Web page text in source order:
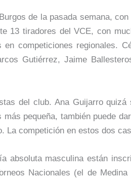
de la pasada semana,
13 tiradores del VCE, con
competiciones regionales.
Gutiérrez, Jaime
del club. Ana Guijarro
pequeña, también puede
La competición en estos dos
absoluta masculina están
Nacionales (el de